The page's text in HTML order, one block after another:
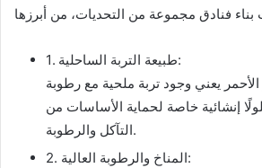
1. طبيعة التربة الساحلية:
يعني وجود تربة ملحية مع رطوبة
إنشائية خاصة لحماية الأساسات من
التآكل والرطوبة.
2. المناخ والرطوبة العالية: